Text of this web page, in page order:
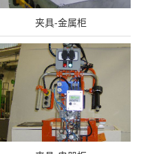
夹具-金属柜